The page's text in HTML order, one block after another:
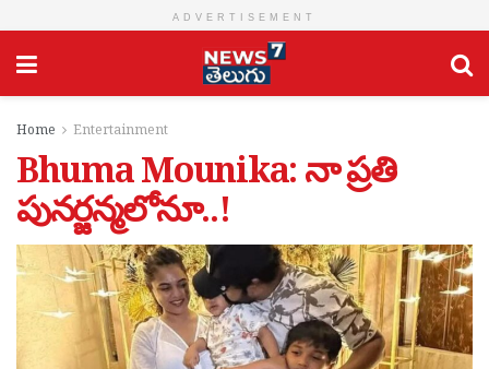
ADVERTISEMENT
Home Entertainment
Bhuma Mounika: నా ప్ర‌తి
పున‌ర్జ‌న్మ‌లోనూ..!